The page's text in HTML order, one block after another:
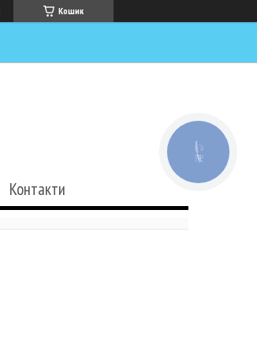
Кошик
Контакти
КНОПКА
ЗВ'ЯЗКУ